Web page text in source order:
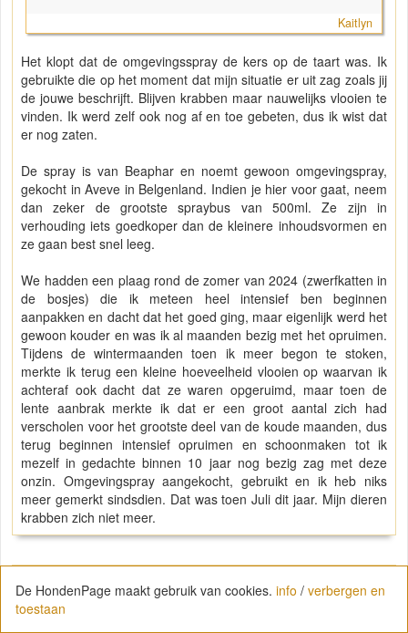
Kaitlyn
Het klopt dat de omgevingsspray de kers op de taart was. Ik
gebruikte die op het moment dat mijn situatie er uit zag zoals jij
de jouwe beschrijft. Blijven krabben maar nauwelijks vlooien te
vinden. Ik werd zelf ook nog af en toe gebeten, dus ik wist dat
er nog zaten.
De spray is van Beaphar en noemt gewoon omgevingspray,
gekocht in Aveve in Belgenland. Indien je hier voor gaat, neem
dan zeker de grootste spraybus van 500ml. Ze zijn in
verhouding iets goedkoper dan de kleinere inhoudsvormen en
ze gaan best snel leeg.
We hadden een plaag rond de zomer van 2024 (zwerfkatten in
de bosjes) die ik meteen heel intensief ben beginnen
aanpakken en dacht dat het goed ging, maar eigenlijk werd het
gewoon kouder en was ik al maanden bezig met het opruimen.
Tijdens de wintermaanden toen ik meer begon te stoken,
merkte ik terug een kleine hoeveelheid vlooien op waarvan ik
achteraf ook dacht dat ze waren opgeruimd, maar toen de
lente aanbrak merkte ik dat er een groot aantal zich had
verscholen voor het grootste deel van de koude maanden, dus
terug beginnen intensief opruimen en schoonmaken tot ik
mezelf in gedachte binnen 10 jaar nog bezig zag met deze
onzin. Omgevingspray aangekocht, gebruikt en ik heb niks
meer gemerkt sindsdien. Dat was toen Juli dit jaar. Mijn dieren
krabben zich niet meer.
Botteke en Big Winnie
De HondenPage maakt gebruik van cookies. info / verbergen en
toestaan